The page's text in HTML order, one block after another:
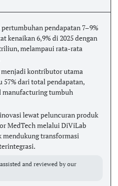
pendapatan 7–9%
kenaikan 6,9% di 2025 dengan
melampaui rata-rata
menjadi kontributor utama
57% dari total pendapatan,
manufacturing tumbuh
lewat peluncuran produk
MedTech melalui DiViLab
mendukung transformasi
and reviewed by our